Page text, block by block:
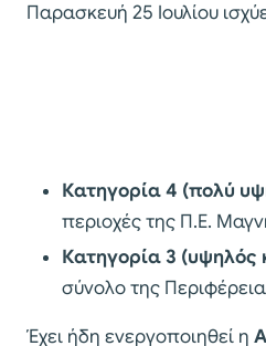
Παρασκευή 25 Ιουλίου
Κατηγορία 4 (πολύ
περιοχές της Π.Ε.
Κατηγορία 3 (υψηλός
σύνολο της
Έχει ήδη ενεργοποιηθεί η